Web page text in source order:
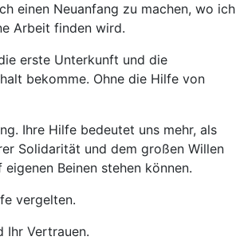
einen Neuanfang zu machen, wo ich
Arbeit finden wird.
erste Unterkunft und die
bekomme. Ohne die Hilfe von
Ihre Hilfe bedeutet uns mehr, als
Solidarität und dem großen Willen
Beinen stehen können.
vergelten.
Ihr Vertrauen.